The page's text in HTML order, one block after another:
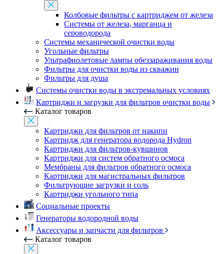
Колбовые фильтры с картриджем от железа
Системы от железа, марганца и
сероводорода
Системы механической очистки воды
Угольные фильтры
Ультрафиолетовые лампы обеззараживания воды
Фильтры для очистки воды из скважин
Фильтры для душа
Системы очистки воды в экстремальных условиях
Картриджи и загрузки для фильтров очистки воды
Каталог товаров
Картриджи для фильтров от накипи
Картридж для генератора водорода Hydron
Картриджи для фильтров-кувшинов
Картриджи для систем обратного осмоса
Мембраны для фильтров обратного осмоса
Картриджи для магистральных фильтров
Фильтрующие загрузки и соль
Картриджи угольного типа
Социальные проекты
Генераторы водородной воды
Аксессуары и запчасти для фильтров
Каталог товаров